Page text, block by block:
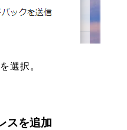
選択。
スを追加